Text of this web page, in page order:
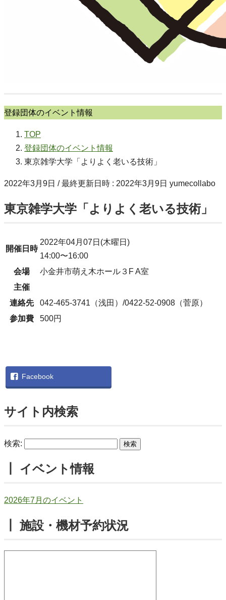
登録団体のイベント情報
TOP
登録団体のイベント情報
東京雑学大学「よりよく老いる技術」
2022年3月9日 / 最終更新日時 : 2022年3月9日 yumecollabo
東京雑学大学「よりよく老いる技術」
開催日時
2022年04月07日(木曜日)
14:00〜16:00
会場
小金井市萌え木ホール３F A室
主催
連絡先
042-465-3741（浅田）/0422-52-0908（菅原）
参加費
500円
Facebook
サイト内検索
検索:
┃ イベント情報
2026年7月のイベント
┃ 施設・機材予約状況